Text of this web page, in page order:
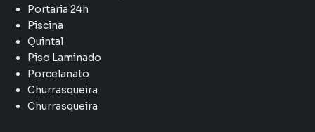
Portaria 24h
Piscina
Quintal
Piso Laminado
Porcelanato
Churrasqueira
Churrasqueira